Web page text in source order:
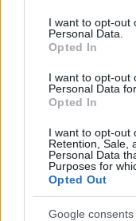
Please note that this
services and may
not limited to your
use your data for
consent section.
I want to opt-out
Personal Data.
Opted In
I want to opt-out
Personal Data
Opted In
I want to opt-out
Retention, Sale,
Personal Data
Purposes for
Opted Out
Google consents